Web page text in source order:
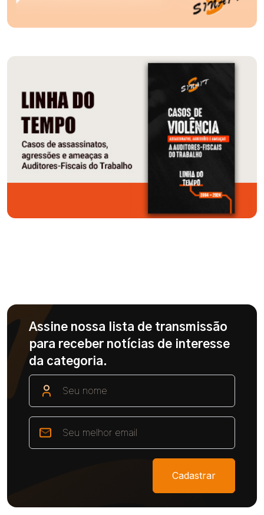
Assine nossa lista de transmissão
para receber notícias de interesse
da categoria.
Cadastrar